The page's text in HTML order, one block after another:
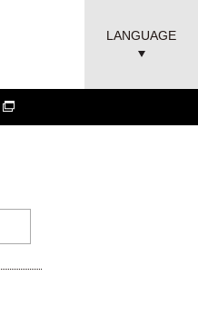
LANGUAGE